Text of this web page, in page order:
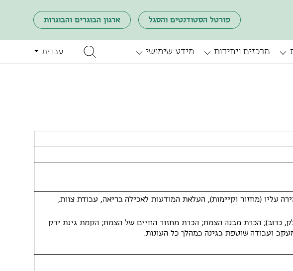
פורטל הסטודנטים והסגל ארגון הבוגרים והבוגרות
מרכזים ויחידות מידע שימושי עברית
עליו (מחזור וקיימות), העלאת המודעות לאכילה בריאה, עבודת צוות,
כרוב); הכרת מבנה הצמח; הכרת מחזור החיים של הצמח; הקמת גינת ירק
ועבודה שוטפת בגינה במהלך כל העונות.